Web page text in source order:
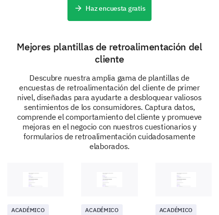
Accesibilidad del Lugar
Reflexiones Finales e Información
información básica nos ayudarán a contextualizar tus
comentarios.
se tratara en nuestros futuros eventos?
Haz encuesta gratis
Mejores plantillas de retroalimentación del
cliente
Descubre nuestra amplia gama de plantillas de
encuestas de retroalimentación del cliente de primer
nivel, diseñadas para ayudarte a desbloquear valiosos
sentimientos de los consumidores. Captura datos,
comprende el comportamiento del cliente y promueve
mejoras en el negocio con nuestros cuestionarios y
formularios de retroalimentación cuidadosamente
elaborados.
ACADÉMICO ACADÉMICO ACADÉMICO